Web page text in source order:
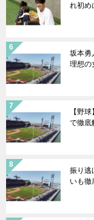
れ初め
坂本勇
理想の
【野
で徹底
振り逃
いも徹